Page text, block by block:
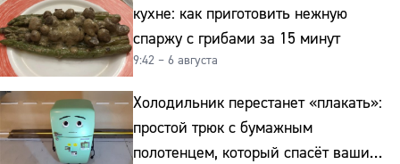
кухне: как приготовить нежную
спаржу с грибами за 15 минут
9:42 – 6 августа
Холодильник перестанет «плакать»:
простой трюк с бумажным
полотенцем, который спасёт ваши